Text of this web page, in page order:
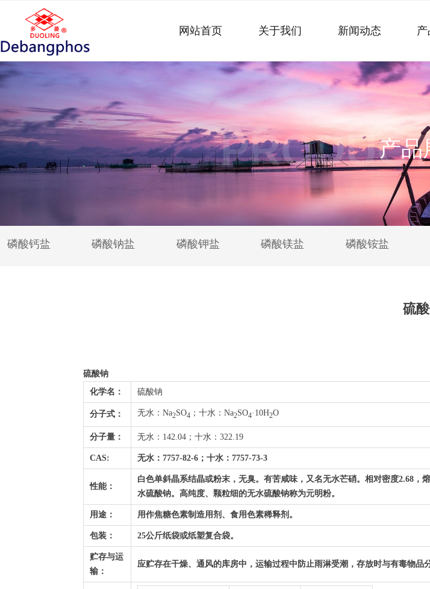
网站首页 关于我们 新闻动态
产品
磷酸钙盐 磷酸钠盐 磷酸钾盐 磷酸镁盐 磷酸铵盐
硫
硫酸钠
化学名：
硫酸钠
分子式： 无水：Na2SO4 ；十水：Na2SO4·10H2O
分子量： 无水：142.04；十水：322.19
CAS: 无水：7757-82-6；十水：7757-73-3
性能：
白色单斜晶系结晶或粉末，无臭。有苦咸味，又名无水芒硝。相对密度2.68
水硫酸钠。高纯度、颗粒细的无水硫酸钠称为元明粉。
用途： 用作焦糖色素制造用剂、食用色素稀释剂。
包装： 25公斤纸袋或纸塑复合袋。
贮存与运
输 ：
应贮存在干燥、通风的库房中，运输过程中防止雨淋受潮，存放时与有毒物品